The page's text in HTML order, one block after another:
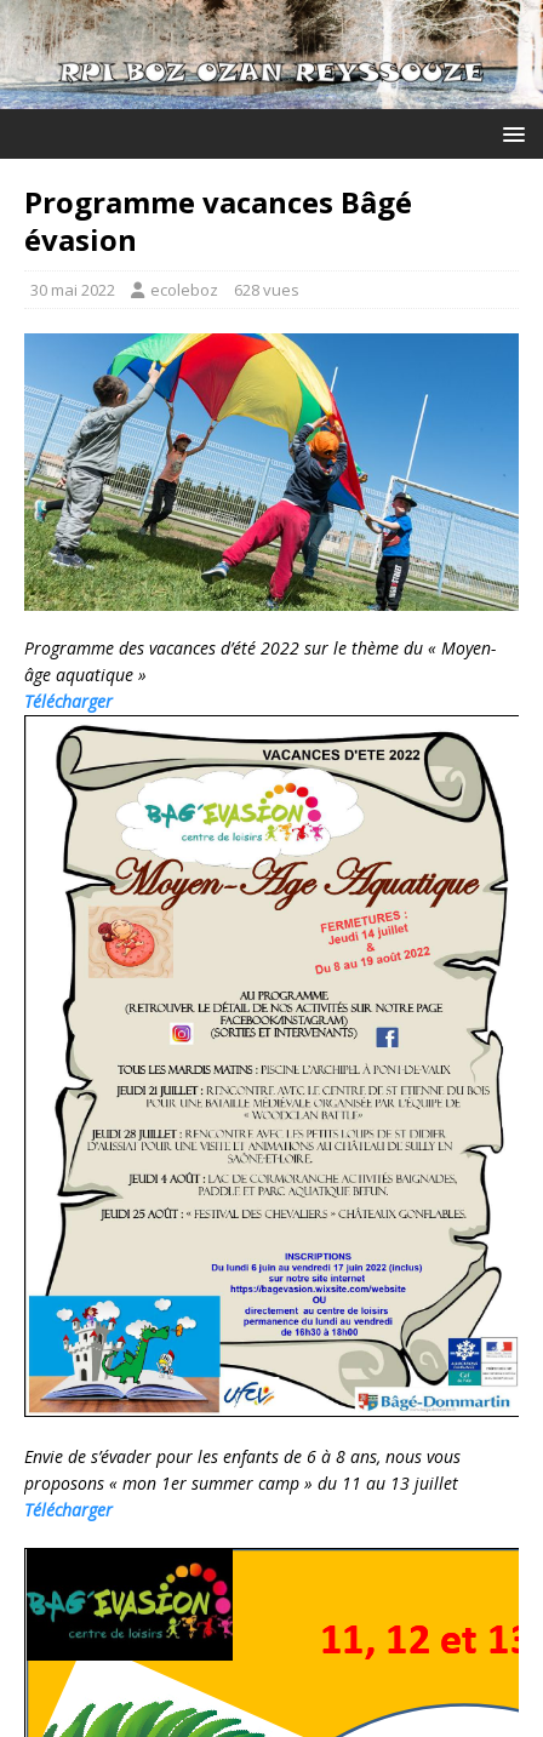
Programme vacances Bâgé
évasion
30 mai 2022 ecoleboz 628 vues
Programme des vacances d’été 2022 sur le thème du « Moyen-
âge aquatique »
Télécharger
Envie de s’évader pour les enfants de 6 à 8 ans, nous vous
proposons « mon 1er summer camp » du 11 au 13 juillet
Télécharger